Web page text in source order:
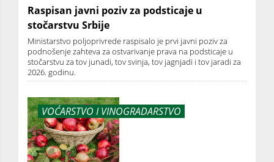
Raspisan javni poziv za podsticaje u
stočarstvu Srbije
Ministarstvo poljoprivrede raspisalo je prvi javni poziv za
podnošenje zahteva za ostvarivanje prava na podsticaje u
stočarstvu za tov junadi, tov svinja, tov jagnjadi i tov jaradi za
2026. godinu.
VOĆARSTVO I VINOGRADARSTVO